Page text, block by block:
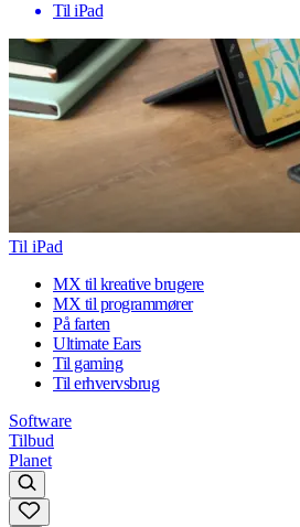
Til iPad
Til iPad
MX til kreative brugere
MX til programmører
På farten
Ultimate Ears
Til gaming
Til erhvervsbrug
Software
Tilbud
Planet